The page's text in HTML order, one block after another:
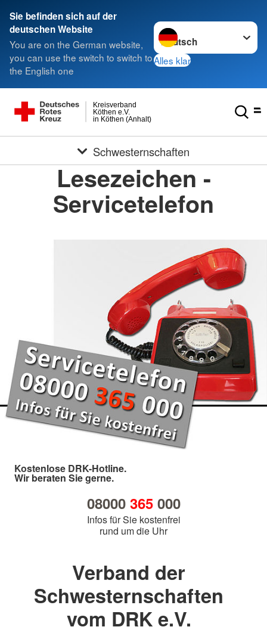
Sie befinden sich auf der
deutschen Website
You are on the German website,
you can use the switch to switch to
the English one
Sprache wechseln zu
Alles klar
in Köthen (Anhalt)
Köthen e.V.
Kreisverband
Schwesternschaften
Lesezeichen -
Servicetelefon
Kostenlose DRK-Hotline.
Wir beraten Sie gerne.
08000 365000
Infos für Sie kostenfrei
rund um die Uhr
Verband der
Schwesternschaften
vom DRK e.V.